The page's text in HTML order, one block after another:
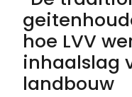
hoe LVV
inhaalslag
landbouw